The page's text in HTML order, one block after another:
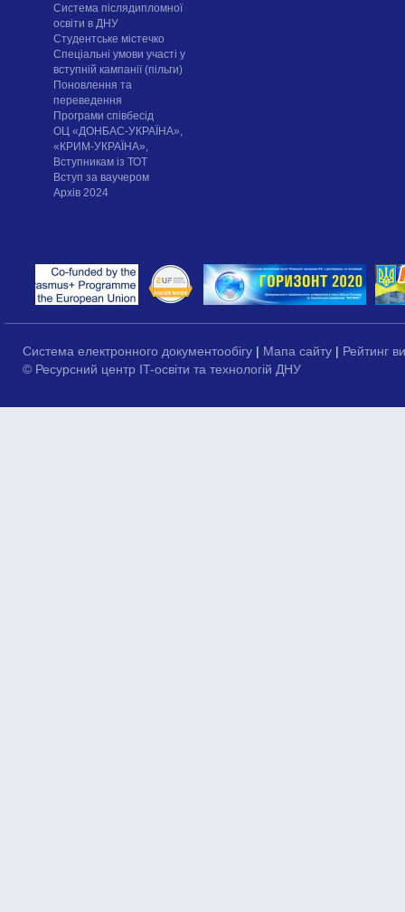
Система післядипломної
освіти в ДНУ
Cтудентське містечко
Спеціальні умови участі у
вступній кампанії (пільги)
Поновлення та
переведення
Програми співбесід
ОЦ «ДОНБАС-УКРАЇНА»,
«КРИМ-УКРАЇНА»,
Вступникам із ТОТ
Вступ за ваучером
Архів 2024
Система електронного документообігу | Мапа сайту | Рейтинг
© Ресурсний центр IT-освіти та технологій ДНУ